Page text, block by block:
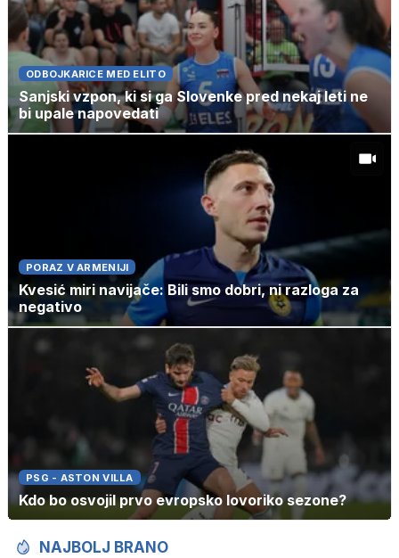
ODBOJKARICE MED ELITO
Sanjski vzpon, ki si ga Slovenke pred nekaj leti ne
bi upale napovedati
PORAZ V ARMENIJI
Kvesić miri navijače: Bili smo dobri, ni razloga za
negativo
PSG - ASTON VILLA
Kdo bo osvojil prvo evropsko lovoriko sezone?
NAJBOLJ BRANO